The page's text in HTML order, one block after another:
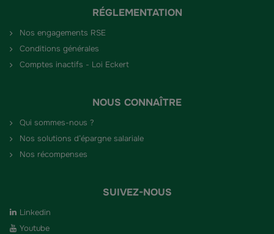
RÉGLEMENTATION
Nos engagements RSE
Conditions générales
Comptes inactifs - Loi Eckert
NOUS CONNAÎTRE
Qui sommes-nous ?
Nos solutions d’épargne salariale
Nos récompenses
SUIVEZ-NOUS
Linkedin
Youtube